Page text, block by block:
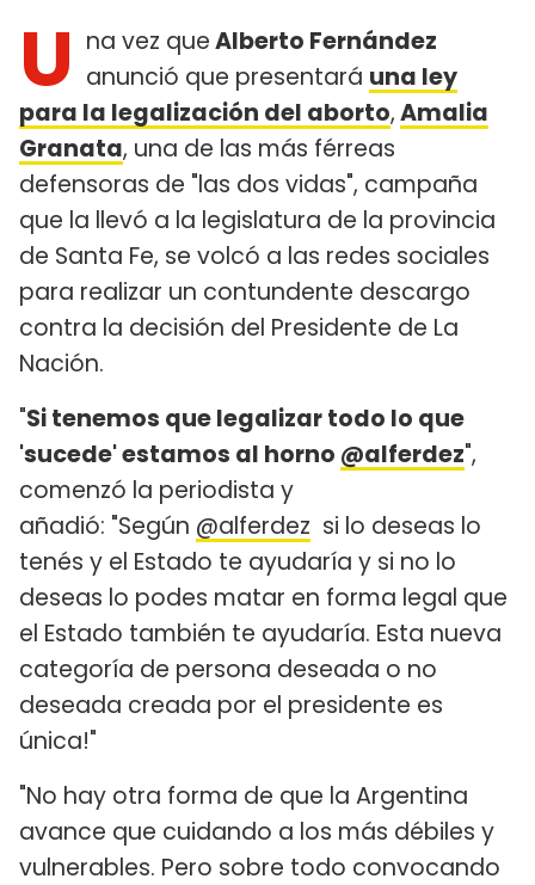
U na vez queAlberto Fernández
anunció que presentará una ley
para la legalización del aborto,Amalia
Granata, una de las más férreas
defensoras de "las dos vidas", campaña
que la llevó a la legislatura de la provincia
de Santa Fe, se volcó a las redes sociales
para realizar un contundente descargo
contra la decisión del Presidente de La
Nación.
"Si tenemos que legalizar todo lo que
'sucede' estamos al horno @alferdez",
comenzó la periodista y
añadió: "Según @alferdez si lo deseas lo
tenés y el Estado te ayudaría y si no lo
deseas lo podes matar en forma legal que
el Estado también te ayudaría. Esta nueva
categoría de persona deseada o no
deseada creada por el presidente es
única!"
"No hay otra forma de que la Argentina
avance que cuidando a los más débiles y
vulnerables. Pero sobre todo convocando